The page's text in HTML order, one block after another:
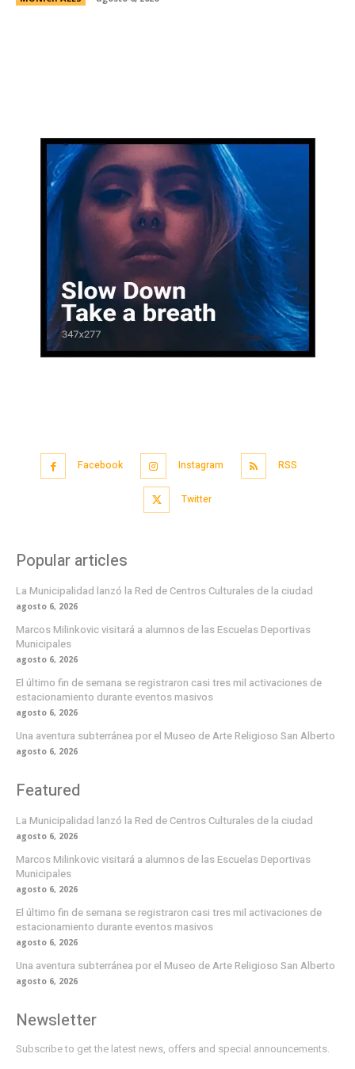
Facebook Instagram RSS
Twitter
Popular articles
La Municipalidad lanzó la Red de Centros Culturales de la ciudad
agosto 6, 2026
Marcos Milinkovic visitará a alumnos de las Escuelas Deportivas
Municipales
agosto 6, 2026
El último fin de semana se registraron casi tres mil activaciones de
estacionamiento durante eventos masivos
agosto 6, 2026
Una aventura subterránea por el Museo de Arte Religioso San Alberto
agosto 6, 2026
Featured
La Municipalidad lanzó la Red de Centros Culturales de la ciudad
agosto 6, 2026
Marcos Milinkovic visitará a alumnos de las Escuelas Deportivas
Municipales
agosto 6, 2026
El último fin de semana se registraron casi tres mil activaciones de
estacionamiento durante eventos masivos
agosto 6, 2026
Una aventura subterránea por el Museo de Arte Religioso San Alberto
agosto 6, 2026
Newsletter
Subscribe to get the latest news, offers and special announcements.